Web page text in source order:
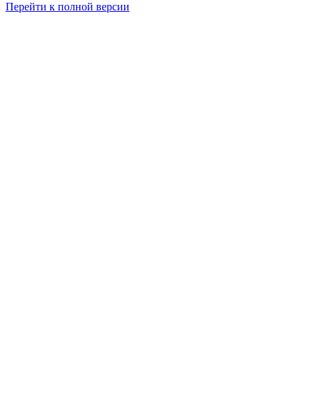
Перейти к полной версии